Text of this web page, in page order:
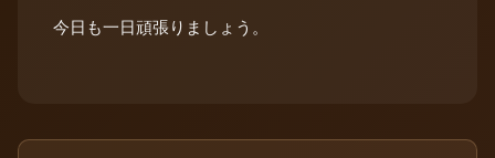
今日も一日頑張りましょう。